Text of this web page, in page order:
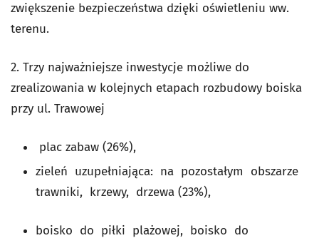
zwiększenie bezpieczeństwa dzięki oświetleniu ww.
terenu.
2. Trzy najważniejsze inwestycje możliwe do
zrealizowania w kolejnych etapach rozbudowy boiska
przy ul. Trawowej
plac zabaw (26%),
zieleń uzupełniająca: na pozostałym obszarze
trawniki, krzewy, drzewa (23%),
boisko do piłki plażowej, boisko do